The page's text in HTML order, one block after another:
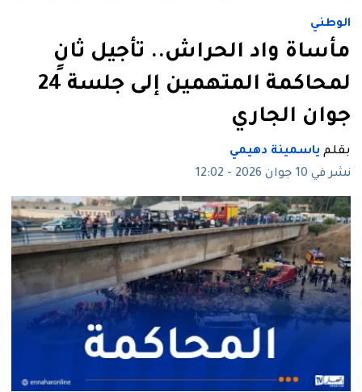
الوطني
مأساة واد الحراش.. تأجيل ثانٍ
لمحاكمة المتهمين إلى جلسة 24
جوان الجاري
بقلم ياسمينة دهيمي
نشر في 10 جوان 2026 - 12:02